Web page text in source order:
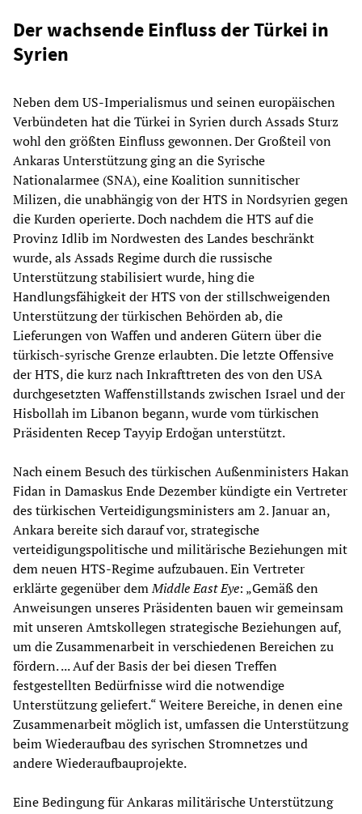
Der wachsende Einfluss der Türkei in
Syrien
Neben dem US-Imperialismus und seinen europäischen
Verbündeten hat die Türkei in Syrien durch Assads Sturz
wohl den größten Einfluss gewonnen. Der Großteil von
Ankaras Unterstützung ging an die Syrische
Nationalarmee (SNA), eine Koalition sunnitischer
Milizen, die unabhängig von der HTS in Nordsyrien gegen
die Kurden operierte. Doch nachdem die HTS auf die
Provinz Idlib im Nordwesten des Landes beschränkt
wurde, als Assads Regime durch die russische
Unterstützung stabilisiert wurde, hing die
Handlungsfähigkeit der HTS von der stillschweigenden
Unterstützung der türkischen Behörden ab, die
Lieferungen von Waffen und anderen Gütern über die
türkisch-syrische Grenze erlaubten. Die letzte Offensive
der HTS, die kurz nach Inkrafttreten des von den USA
durchgesetzten Waffenstillstands zwischen Israel und der
Hisbollah im Libanon begann, wurde vom türkischen
Präsidenten Recep Tayyip Erdoğan unterstützt.
Nach einem Besuch des türkischen Außenministers Hakan
Fidan in Damaskus Ende Dezember kündigte ein Vertreter
des türkischen Verteidigungsministers am 2. Januar an,
Ankara bereite sich darauf vor, strategische
verteidigungspolitische und militärische Beziehungen mit
dem neuen HTS-Regime aufzubauen. Ein Vertreter
erklärte gegenüber demMiddle East Eye: „Gemäß den
Anweisungen unseres Präsidenten bauen wir gemeinsam
mit unseren Amtskollegen strategische Beziehungen auf,
um die Zusammenarbeit in verschiedenen Bereichen zu
fördern. ... Auf der Basis der bei diesen Treffen
festgestellten Bedürfnisse wird die notwendige
Unterstützung geliefert.“ Weitere Bereiche, in denen eine
Zusammenarbeit möglich ist, umfassen die Unterstützung
beim Wiederaufbau des syrischen Stromnetzes und
andere Wiederaufbauprojekte.
Eine Bedingung für Ankaras militärische Unterstützung